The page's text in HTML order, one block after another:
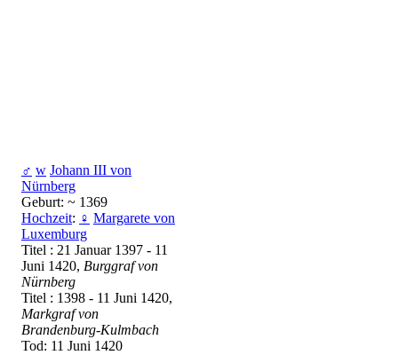
♂ w Johann III von
Nürnberg
Geburt: ~ 1369
Hochzeit: ♀ Margarete von
Luxemburg
Titel : 21 Januar 1397 - 11
Juni 1420, Burggraf von
Nürnberg
Titel : 1398 - 11 Juni 1420,
Markgraf von
Brandenburg-Kulmbach
Tod: 11 Juni 1420